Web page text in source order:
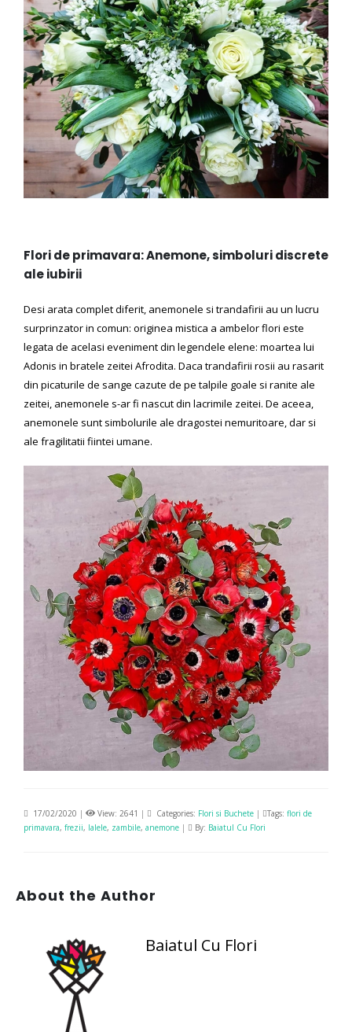
Flori de primavara: Anemone, simboluri discrete
ale iubirii
Desi arata complet diferit, anemonele si trandafirii au un lucru
surprinzator in comun: originea mistica a ambelor flori este
legata de acelasi eveniment din legendele elene: moartea lui
Adonis in bratele zeitei Afrodita. Daca trandafirii rosii au rasarit
din picaturile de sange cazute de pe talpile goale si ranite ale
zeitei, anemonele s-ar fi nascut din lacrimile zeitei. De aceea,
anemonele sunt simbolurile ale dragostei nemuritoare, dar si
ale fragilitatii fiintei umane.
17/02/2020 | View: 2641 | Categories: Flori si Buchete | Tags: flori de
primavara, frezii, lalele, zambile, anemone | By: Baiatul Cu Flori
About the Author
Baiatul Cu Flori